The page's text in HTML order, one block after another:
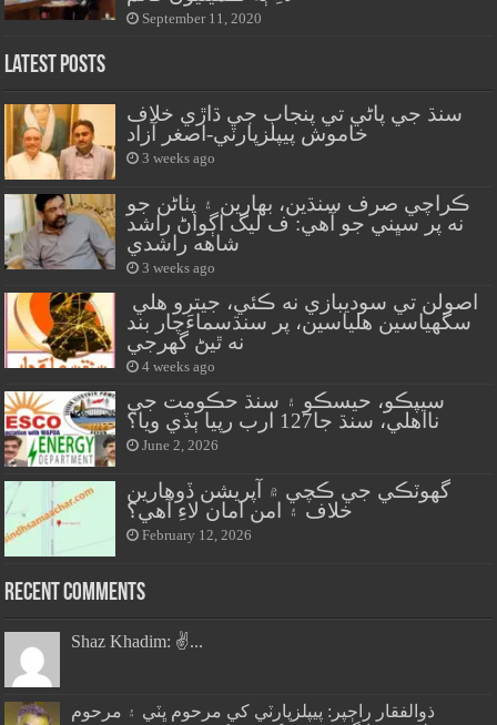
September 11, 2020
Latest Posts
سنڌ جي پاڻي تي پنجاب جي ڌاڙي خلاف
خاموش پيپلزپارٽي-اصغر آزاد
3 weeks ago
ڪراچي صرف سنڌين، بهارين ۽ پٺاڻن جو
نه پر سڀني جو آهي: ف ليگ اڳواڻ راشد
شاهه راشدي
3 weeks ago
سگهياسين هلياسين، پر سنڌسماءَچار بند
نه ٿيڻ گهرجي
4 weeks ago
سيپڪو، حيسڪو ۽ سنڌ حڪومت جي
نااهلي، سنڌ جا127 ارب رپيا ٻڏي ويا؟
June 2, 2026
گهوٽڪي جي ڪچي ۾ آپريشن ڏوهارين
خلاف ۽ امن امان لاءِ آهي؟
February 12, 2026
Recent Comments
Shaz Khadim: ✌️...
ذوالفقار راڄپر: پيپلزپارٽي کي مرحوم ڀٽي ۽ مرحوم